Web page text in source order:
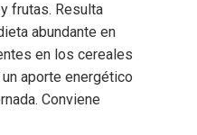
frutas. Resulta
abundante en
en los cereales
aporte energético
Conviene